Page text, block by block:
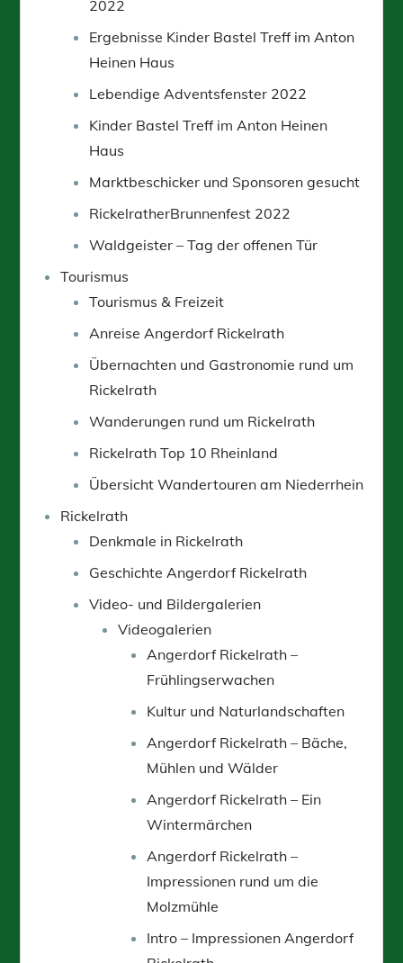
2022
Ergebnisse Kinder Bastel Treff im Anton
Heinen Haus
Lebendige Adventsfenster 2022
Kinder Bastel Treff im Anton Heinen
Haus
Marktbeschicker und Sponsoren gesucht
RickelratherBrunnenfest 2022
Waldgeister – Tag der offenen Tür
Tourismus
Tourismus & Freizeit
Anreise Angerdorf Rickelrath
Übernachten und Gastronomie rund um
Rickelrath
Wanderungen rund um Rickelrath
Rickelrath Top 10 Rheinland
Übersicht Wandertouren am Niederrhein
Rickelrath
Denkmale in Rickelrath
Geschichte Angerdorf Rickelrath
Video- und Bildergalerien
Videogalerien
Angerdorf Rickelrath –
Frühlingserwachen
Kultur und Naturlandschaften
Angerdorf Rickelrath – Bäche,
Mühlen und Wälder
Angerdorf Rickelrath – Ein
Wintermärchen
Angerdorf Rickelrath –
Impressionen rund um die
Molzmühle
Intro – Impressionen Angerdorf